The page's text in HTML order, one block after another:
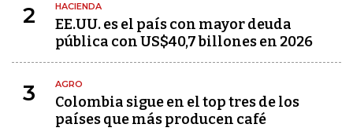
2 HACIENDA
EE.UU. es el país con mayor deuda
pública con US$40,7 billones en 2026
3 AGRO
Colombia sigue en el top tres de los
países que más producen café